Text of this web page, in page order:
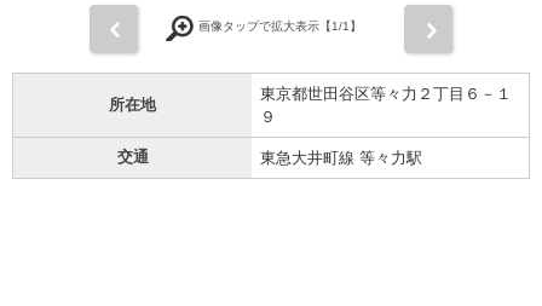
画像タップで拡大表示【1/1】
所在地
東京都世田谷区等々力２丁目６－１
９
交通 東急大井町線 等々力駅